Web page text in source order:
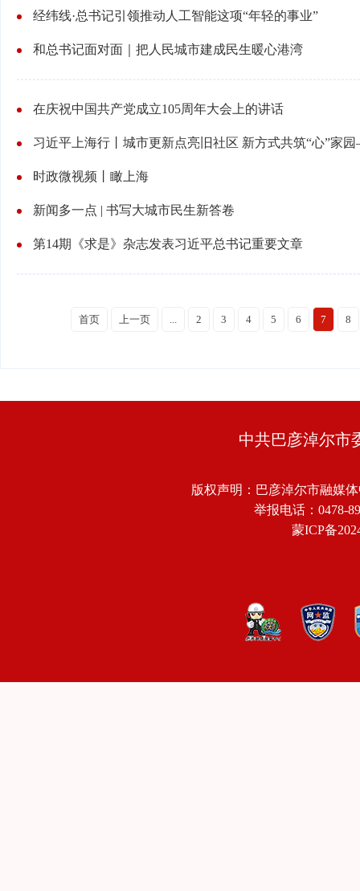
经纬线·总书记引领推动人工智能这项“年轻的事业”
和总书记面对面｜把人民城市建成民生暖心港湾
在庆祝中国共产党成立105周年大会上的讲话
时政微视频丨瞰上海
新闻多一点 | 书写大城市民生新答卷
第14期《求是》杂志发表习近平总书记重要文章
首页 上一页 ... 2 3 4 5 6 7 8
中共巴彦淖尔市
版权声明：巴彦淖尔市融媒
举报电话：0478-
蒙ICP备